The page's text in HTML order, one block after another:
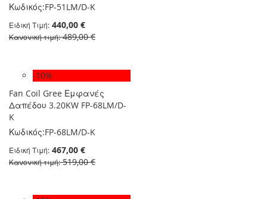
Κωδικός:FP-51LM/D-K
Ειδική Τιμή 440,00 €
Κανονική τιμή 489,00 €
-10%
Fan Coil Gree Εμφανές
Δαπέδου 3.20KW FP-68LM/D-
K
Κωδικός:FP-68LM/D-K
Ειδική Τιμή 467,00 €
Κανονική τιμή 519,00 €